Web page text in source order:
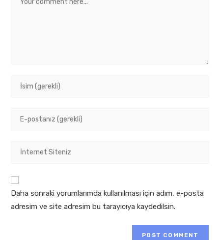
comment
address
comment
URL
(optional)
Daha sonraki yorumlarımda kullanılması için adım, e-posta
adresim ve site adresim bu tarayıcıya kaydedilsin.